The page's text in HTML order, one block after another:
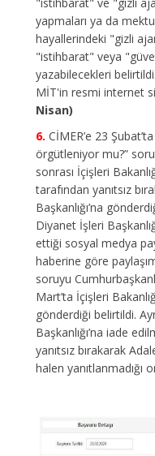
yapmaları ya da
hayallerindeki "gizli
"istihbarat" veya
yazabilecekleri
MİT'in resmi internet
Nisan)
CİMER’e 23
örgütleniyor mu?”
sonrası İçişleri
tarafından yanıtsız
Başkanlığı’na
Diyanet İşleri
ettiği sosyal medya
haberine göre
soruyu
Mart’ta İçişleri
gönderdiği belirtildi.
Başkanlığı’na iade
yanıtsız bırakarak
halen yanıtlanmadığı